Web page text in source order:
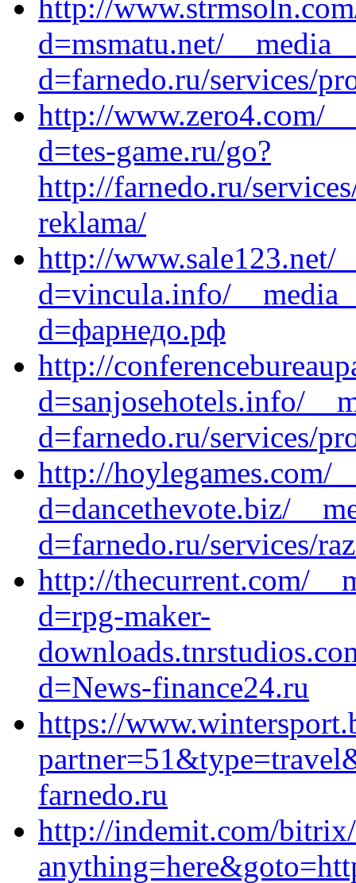
http://
d=msmatu.net/
d=farnedo.ru/services/
http://www.zero4.com/
d=tes-game.ru/go?
http://farnedo.ru/
reklama/
http://www.sale123.net/
d=vincula.info/
d=фарнедо.рф
http://
d=sanjosehotels.info/
d=farnedo.ru/services/
http://hoylegames.com/
d=dancethevote.biz/
d=farnedo.ru/services/
http://thecurrent.com/
d=rpg-maker-
d=News-finance24.ru
https://
farnedo.ru
http://indemit.com/